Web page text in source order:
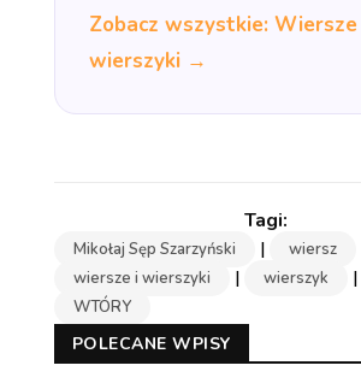
Zobacz wszystkie:
wierszyki →
Mikołaj Sęp Szarzyński | wiersz
wiersze i wierszyki | wierszyk |
WTÓRY
POLECANE WPISY